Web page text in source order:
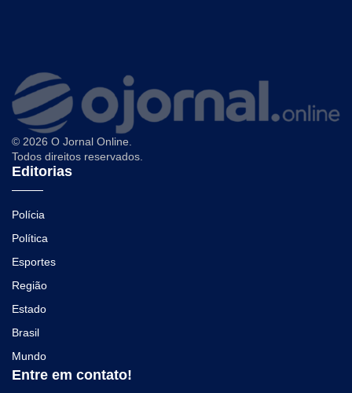
© 2026 O Jornal Online.
Todos direitos reservados.
Editorias
Polícia
Política
Esportes
Região
Estado
Brasil
Mundo
Entre em contato!